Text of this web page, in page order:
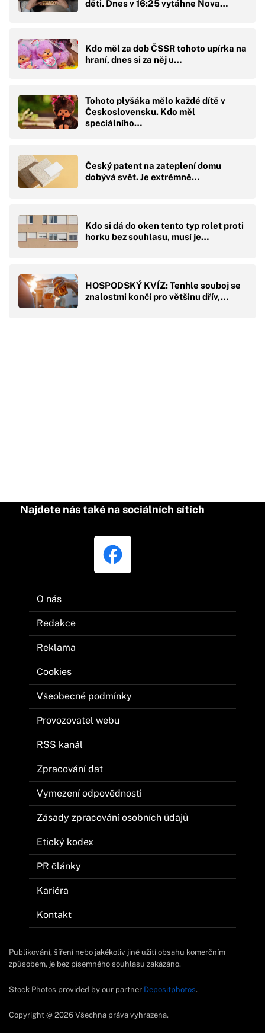
děti. Dnes v 16:25 vytáhne Nova…
Kdo měl za dob ČSSR tohoto upírka na
hraní, dnes si za něj u…
Tohoto plyšáka mělo každé dítě v
Československu. Kdo měl
speciálního…
Český patent na zateplení domu
dobývá svět. Je extrémně…
Kdo si dá do oken tento typ rolet proti
horku bez souhlasu, musí je…
HOSPODSKÝ KVÍZ: Tenhle souboj se
znalostmi končí pro většinu dřív,…
Najdete nás také na sociálních sítích
O nás
Redakce
Reklama
Cookies
Všeobecné podmínky
Provozovatel webu
RSS kanál
Zpracování dat
Vymezení odpovědnosti
Zásady zpracování osobních údajů
Etický kodex
PR články
Kariéra
Kontakt
Publikování, šíření nebo jakékoliv jiné užití obsahu komerčním
způsobem, je bez písemného souhlasu zakázáno.
Stock Photos provided by our partner Depositphotos.
Copyright @ 2026 Všechna práva vyhrazena.